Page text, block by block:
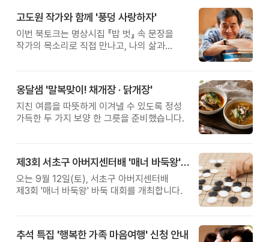
고도원 작가와 함께 '풍덩 사랑하자'
이번 북토크는 명상시집 『밥 벗』 속 문장을
작가의 목소리로 직접 만나고, 나의 삶과
옹달샘 '말복맞이! 채개장 · 닭개장'
지친 여름을 따뜻하게 이겨낼 수 있도록 정성
가득한 두 가지 보양 한 그릇을 준비했습니다.
제3회 서초구 아버지센터배 '매너 바둑왕' 대회
오는 9월 12일(토), 서초구 아버지센터배
제3회 '매너 바둑왕' 바둑 대회를 개최합니다.
추석 특집 '행복한 가족 마음여행' 신청 안내